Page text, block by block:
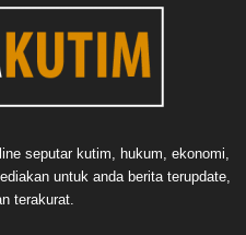
seputar kutim, hukum, ekonomi,
untuk anda berita terupdate,
terakurat.